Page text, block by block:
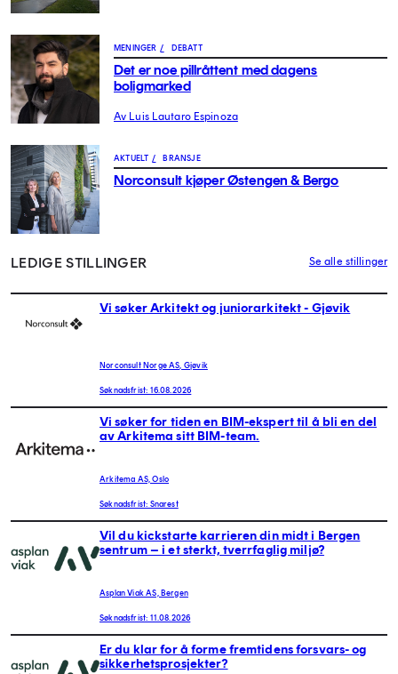
MENINGER / DEBATT
Det er noe pillråttent med dagens
boligmarked
Av Luis Lautaro Espinoza
AKTUELT / BRANSJE
Norconsult kjøper Østengen & Bergo
LEDIGE STILLINGER Se alle stillinger
Vi søker Arkitekt og juniorarkitekt - Gjøvik
Norconsult Norge AS, Gjøvik
Søknadsfrist: 16.08.2026
Vi søker for tiden en BIM-ekspert til å bli en del
av Arkitema sitt BIM-team.
Arkitema AS, Oslo
Søknadsfrist: Snarest
Vil du kickstarte karrieren din midt i Bergen
sentrum – i et sterkt, tverrfaglig miljø?
Asplan Viak AS, Bergen
Søknadsfrist: 11.08.2026
Er du klar for å forme fremtidens forsvars- og
sikkerhetsprosjekter?